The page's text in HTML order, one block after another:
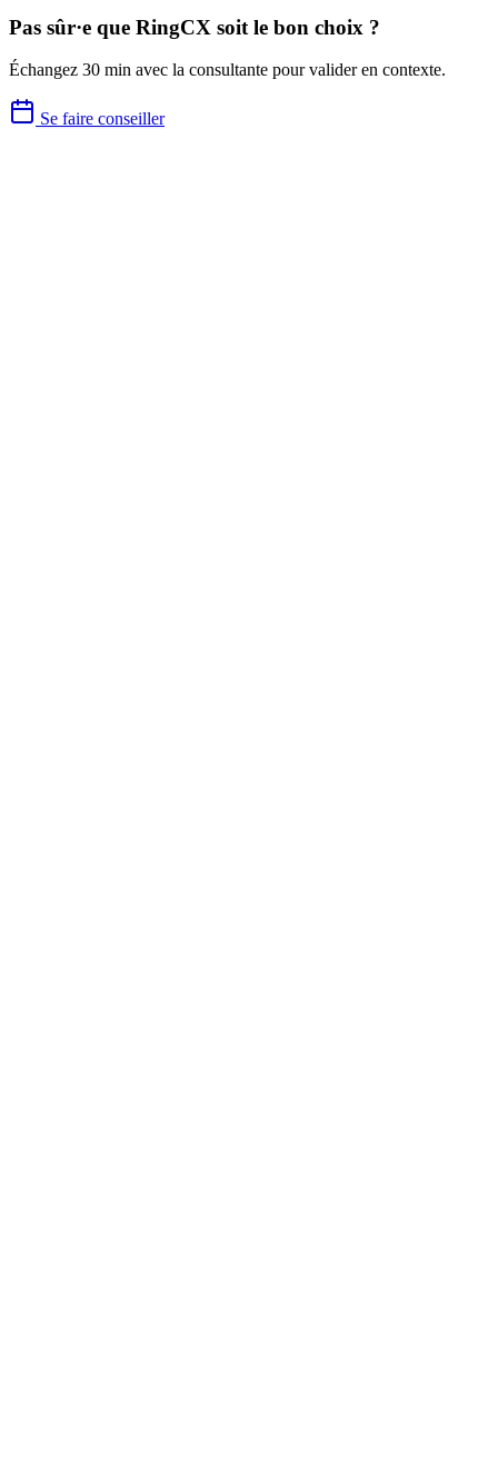
Pas sûr·e que RingCX soit le bon choix ?
Échangez 30 min avec la consultante pour valider en contexte.
Se faire conseiller